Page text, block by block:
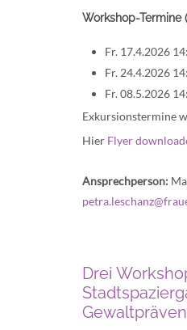
Workshop-Termine
Fr. 17.4.2026
Fr. 24.4.2026
Fr. 08.5.2026
Exkursionstermine
Hier Flyer
Ansprechperson:
Drei